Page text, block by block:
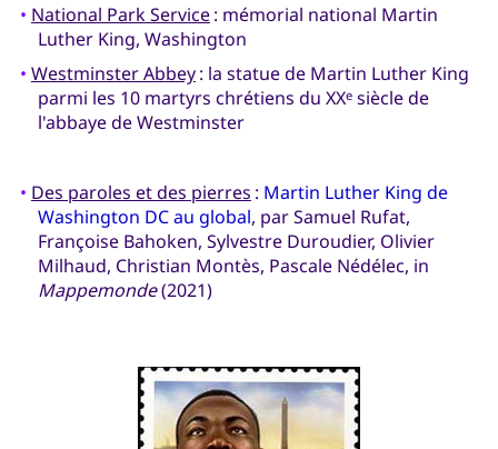
• National Park Service: mémorial national Martin
Luther King, Washington
• Westminster Abbey: la statue de Martin Luther King
parmi les 10 martyrs chrétiens du XXesiècle de
l'abbaye de Westminster
• Des paroles et des pierres : Martin Luther King de
Washington DC au global, par Samuel Rufat,
Françoise Bahoken, Sylvestre Duroudier, Olivier
Milhaud, Christian Montès, Pascale Nédélec, in
Mappemonde(2021)